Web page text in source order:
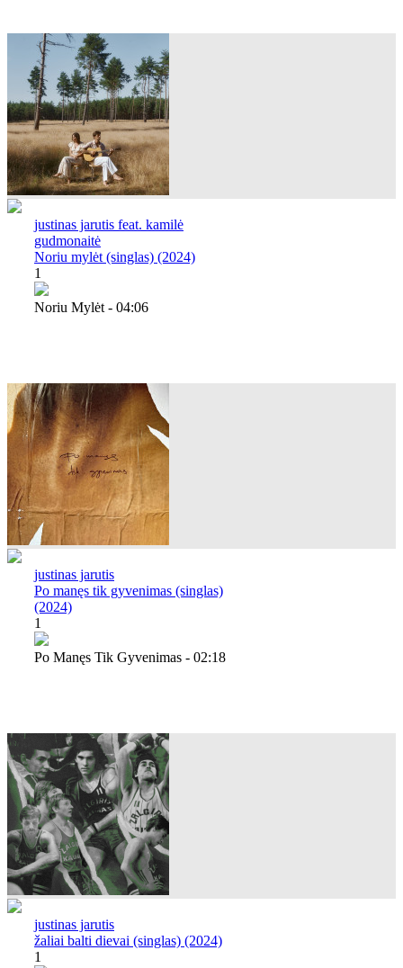
justinas jarutis feat. kamilė
gudmonaitė
Noriu mylėt (singlas) (2024)
1
Noriu Mylėt - 04:06
justinas jarutis
Po manęs tik gyvenimas (singlas)
(2024)
1
Po Manęs Tik Gyvenimas - 02:18
justinas jarutis
žaliai balti dievai (singlas) (2024)
1